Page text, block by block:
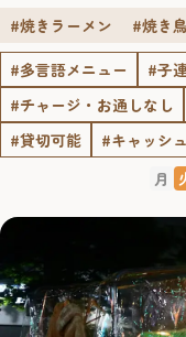
#焼きラーメン #焼き鳥
#多言語メニュー
#子
#チャージ・お通しなし
#貸切可能
#キャッシ
月